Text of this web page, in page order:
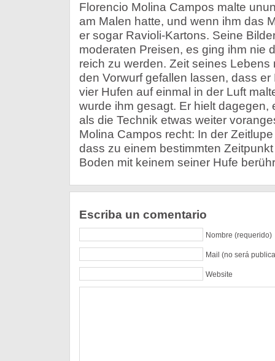
Florencio Molina Campos malte
am Malen hatte, und wenn ihm das
er sogar Ravioli-Kartons. Seine
moderaten Preisen, es ging ihm nie
reich zu werden. Zeit seines
den Vorwurf gefallen lassen, dass
vier Hufen auf einmal in der Luft
wurde ihm gesagt. Er hielt dagegen,
als die Technik etwas weiter
Molina Campos recht: In der
dass zu einem bestimmten
Boden mit keinem seiner Hufe
Escriba un comentario
Nombre (requerido)
Mail (no será
Website